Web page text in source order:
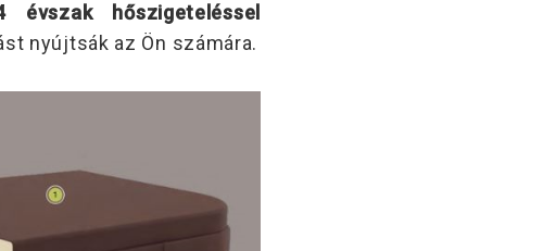
hőszigeteléssel
nyújtsák az Ön számára.